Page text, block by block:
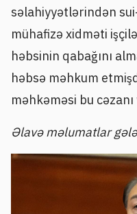
səlahiyyətlərindən
mühafizə xidməti
həbsinin qabağını
həbsə məhkum
məhkəməsi bu
Əlavə məlumatlar